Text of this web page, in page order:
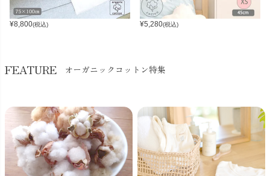
¥8,800(税込) ¥5,280(税込)
FEATURE オーガニックコットン特集